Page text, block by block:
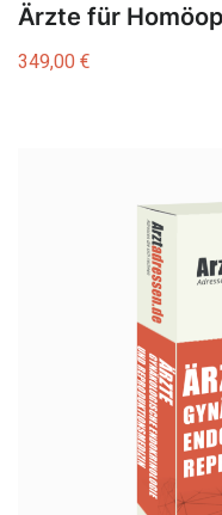
Ärzte für
349,00€